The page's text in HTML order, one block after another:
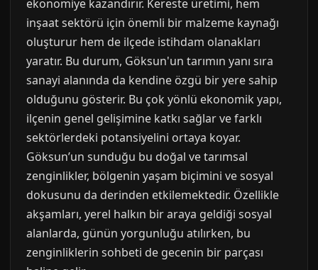
ekonomiye kazandırır. Kereste üretimi, hem
inşaat sektörü için önemli bir malzeme kaynağı
oluşturur hem de ilçede istihdam olanakları
yaratır. Bu durum, Göksun'un tarımın yanı sıra
sanayi alanında da kendine özgü bir yere sahip
olduğunu gösterir. Bu çok yönlü ekonomik yapı,
ilçenin genel gelişimine katkı sağlar ve farklı
sektörlerdeki potansiyelini ortaya koyar.
Göksun’un sunduğu bu doğal ve tarımsal
zenginlikler, bölgenin yaşam biçimini ve sosyal
dokusunu da derinden etkilemektedir. Özellikle
akşamları, yerel halkın bir araya geldiği sosyal
alanlarda, günün yorgunluğu atılırken, bu
zenginliklerin sohbeti de gecenin bir parçası